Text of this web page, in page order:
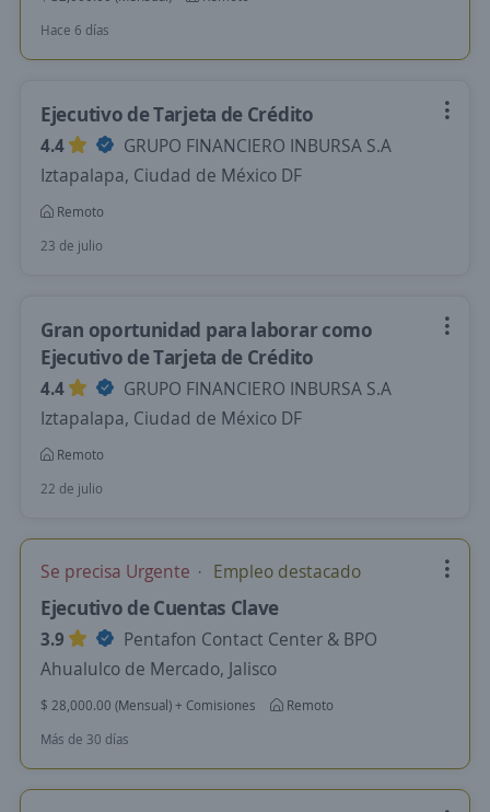
Hace 6 días
Ejecutivo de Tarjeta de Crédito
4.4
GRUPO FINANCIERO INBURSA S.A
Iztapalapa, Ciudad de México DF
Remoto
23 de julio
Gran oportunidad para laborar como
Ejecutivo de Tarjeta de Crédito
4.4
GRUPO FINANCIERO INBURSA S.A
Iztapalapa, Ciudad de México DF
Remoto
22 de julio
Se precisa Urgente Empleo destacado
Ejecutivo de Cuentas Clave
3.9
Pentafon Contact Center & BPO
Ahualulco de Mercado, Jalisco
$ 28,000.00 (Mensual) + Comisiones
Remoto
Más de 30 días